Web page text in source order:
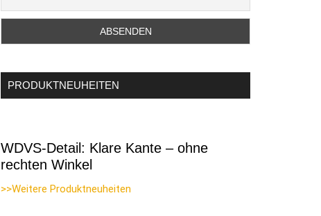
PRODUKTNEUHEITEN
WDVS-Detail: Klare Kante – ohne
rechten Winkel
>>Weitere Produktneuheiten